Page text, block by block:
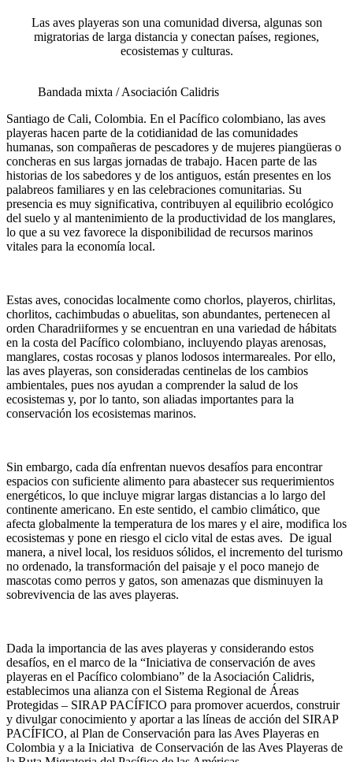
Las aves playeras son una comunidad diversa, algunas son
migratorias de larga distancia y conectan países, regiones,
ecosistemas y culturas.
Bandada mixta / Asociación Calidris
Santiago de Cali, Colombia. En el Pacífico colombiano, las aves
playeras hacen parte de la cotidianidad de las comunidades
humanas, son compañeras de pescadores y de mujeres piangüeras o
concheras en sus largas jornadas de trabajo. Hacen parte de las
historias de los sabedores y de los antiguos, están presentes en los
palabreos familiares y en las celebraciones comunitarias. Su
presencia es muy significativa, contribuyen al equilibrio ecológico
del suelo y al mantenimiento de la productividad de los manglares,
lo que a su vez favorece la disponibilidad de recursos marinos
vitales para la economía local.
Estas aves, conocidas localmente como chorlos, playeros, chirlitas,
chorlitos, cachimbudas o abuelitas, son abundantes, pertenecen al
orden Charadriiformes y se encuentran en una variedad de hábitats
en la costa del Pacífico colombiano, incluyendo playas arenosas,
manglares, costas rocosas y planos lodosos intermareales. Por ello,
las aves playeras, son consideradas centinelas de los cambios
ambientales, pues nos ayudan a comprender la salud de los
ecosistemas y, por lo tanto, son aliadas importantes para la
conservación los ecosistemas marinos.
Sin embargo, cada día enfrentan nuevos desafíos para encontrar
espacios con suficiente alimento para abastecer sus requerimientos
energéticos, lo que incluye migrar largas distancias a lo largo del
continente americano. En este sentido, el cambio climático, que
afecta globalmente la temperatura de los mares y el aire, modifica los
ecosistemas y pone en riesgo el ciclo vital de estas aves. De igual
manera, a nivel local, los residuos sólidos, el incremento del turismo
no ordenado, la transformación del paisaje y el poco manejo de
mascotas como perros y gatos, son amenazas que disminuyen la
sobrevivencia de las aves playeras.
Dada la importancia de las aves playeras y considerando estos
desafíos, en el marco de la “Iniciativa de conservación de aves
playeras en el Pacífico colombiano” de la Asociación Calidris,
establecimos una alianza con el Sistema Regional de Áreas
Protegidas – SIRAP PACÍFICO para promover acuerdos, construir
y divulgar conocimiento y aportar a las líneas de acción del SIRAP
PACÍFICO, al Plan de Conservación para las Aves Playeras en
Colombia y a la Iniciativa de Conservación de las Aves Playeras de